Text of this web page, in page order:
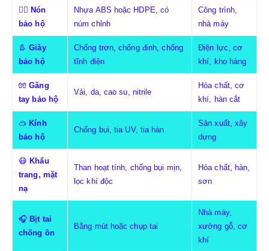
MẶT NẠ PHÒNG ĐỘC - BỤI
BẢO HỘ TAY
GĂNG TAY Y TẾ-HÓA CHẤT
GĂNG TAY SỢI-PHỦ PU
👷‍♂️ Nón
bảo hộ
Nhựa ABS hoặc HDPE, có
núm chỉnh
Công trình,
nhà máy
👢Giày
bảo hộ
Chống trơn, chống đinh, chống
tĩnh điện
Điện lực, cơ
khí, kho hàng
🧤Găng
tay bảo hộ
Vải, da, cao su, nitrile
Hóa chất, cơ
khí, hàn cắt
🥽 Kính
bảo hộ
Chống bụi, tia UV, tia hàn
Sản xuất, xây
dựng
😷 Khẩu
trang, mặt
nạ
Than hoạt tính, chống bụi mịn,
lọc khí độc
Hóa chất, hàn,
sơn
🎧 Bịt tai
chống ồn
Bằng mút hoặc chụp tai
Nhà máy,
xưởng gỗ, cơ
khí